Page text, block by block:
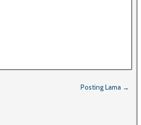
Posting Lama →